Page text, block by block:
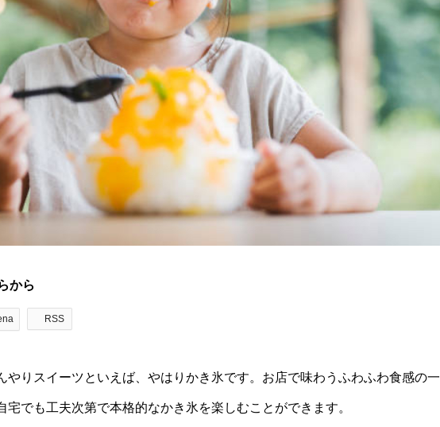
から
RSS
やりスイーツといえば、やはりかき氷です。お店で味わうふわふわ食感の一
宅でも工夫次第で本格的なかき氷を楽しむことができます。